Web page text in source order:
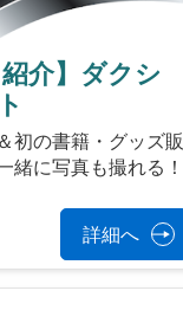
紹介】ダクシ
初の書籍・グッズ販
緒に写真も撮れる！
詳細へ